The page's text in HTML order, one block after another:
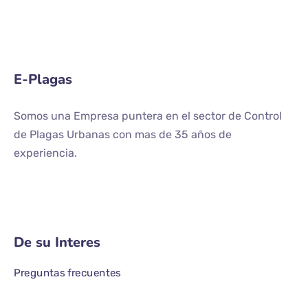
E-Plagas
Somos una Empresa puntera en el sector de Control
de Plagas Urbanas con mas de 35 años de
experiencia.
De su Interes
Preguntas frecuentes